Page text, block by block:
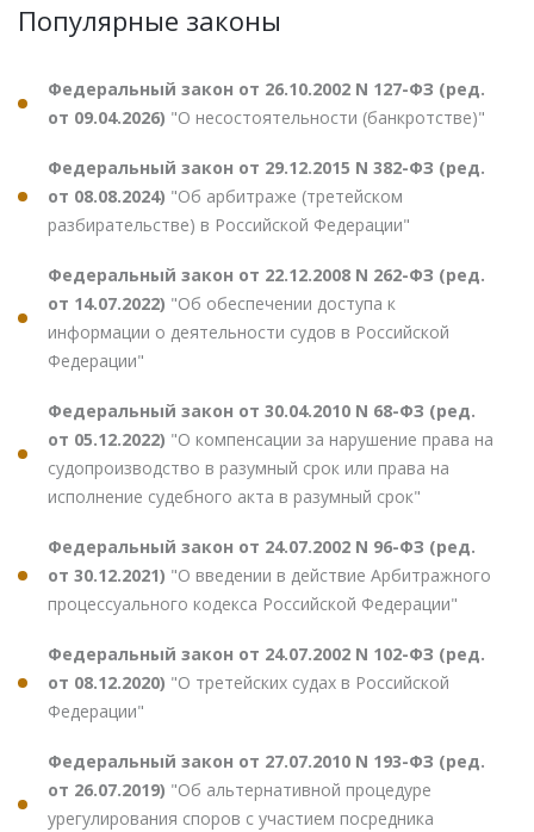
Популярные законы
Федеральный закон от 26.10.2002 N 127-ФЗ (ред.
от 09.04.2026) "О несостоятельности (банкротстве)"
Федеральный закон от 29.12.2015 N 382-ФЗ (ред.
от 08.08.2024) "Об арбитраже (третейском
разбирательстве) в Российской Федерации"
Федеральный закон от 22.12.2008 N 262-ФЗ (ред.
от 14.07.2022) "Об обеспечении доступа к
информации о деятельности судов в Российской
Федерации"
Федеральный закон от 30.04.2010 N 68-ФЗ (ред.
от 05.12.2022) "О компенсации за нарушение права на
судопроизводство в разумный срок или права на
исполнение судебного акта в разумный срок"
Федеральный закон от 24.07.2002 N 96-ФЗ (ред.
от 30.12.2021) "О введении в действие Арбитражного
процессуального кодекса Российской Федерации"
Федеральный закон от 24.07.2002 N 102-ФЗ (ред.
от 08.12.2020) "О третейских судах в Российской
Федерации"
Федеральный закон от 27.07.2010 N 193-ФЗ (ред.
от 26.07.2019) "Об альтернативной процедуре
урегулирования споров с участием посредника